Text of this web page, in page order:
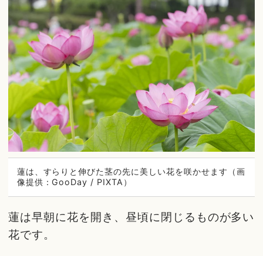
蓮は、すらりと伸びた茎の先に美しい花を咲かせます（画
像提供：GooDay / PIXTA）
蓮は早朝に花を開き、昼頃に閉じるものが多い
花です。